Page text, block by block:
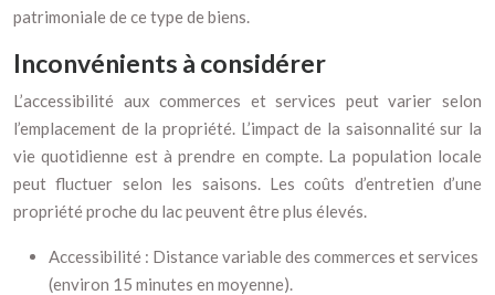
patrimoniale de ce type de biens.
Inconvénients à considérer
L’accessibilité aux commerces et services peut varier selon
l’emplacement de la propriété. L’impact de la saisonnalité sur la
vie quotidienne est à prendre en compte. La population locale
peut fluctuer selon les saisons. Les coûts d’entretien d’une
propriété proche du lac peuvent être plus élevés.
Accessibilité : Distance variable des commerces et services
(environ 15 minutes en moyenne).